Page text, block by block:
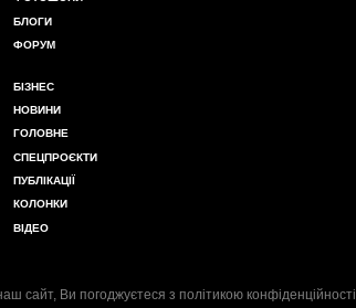
БЛОГИ
ФОРУМ
БІЗНЕС
НОВИНИ
ГОЛОВНЕ
СПЕЦПРОЄКТИ
ПУБЛІКАЦІЇ
КОЛОНКИ
ВІДЕО
сайт, Ви погоджуєтеся з політикою конфіденційності